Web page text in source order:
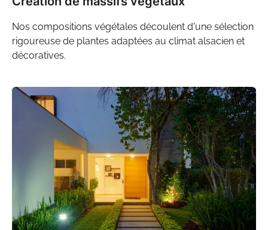
Nos compositions végétales découlent d'une sélection
rigoureuse de plantes adaptées au climat alsacien et
décoratives.